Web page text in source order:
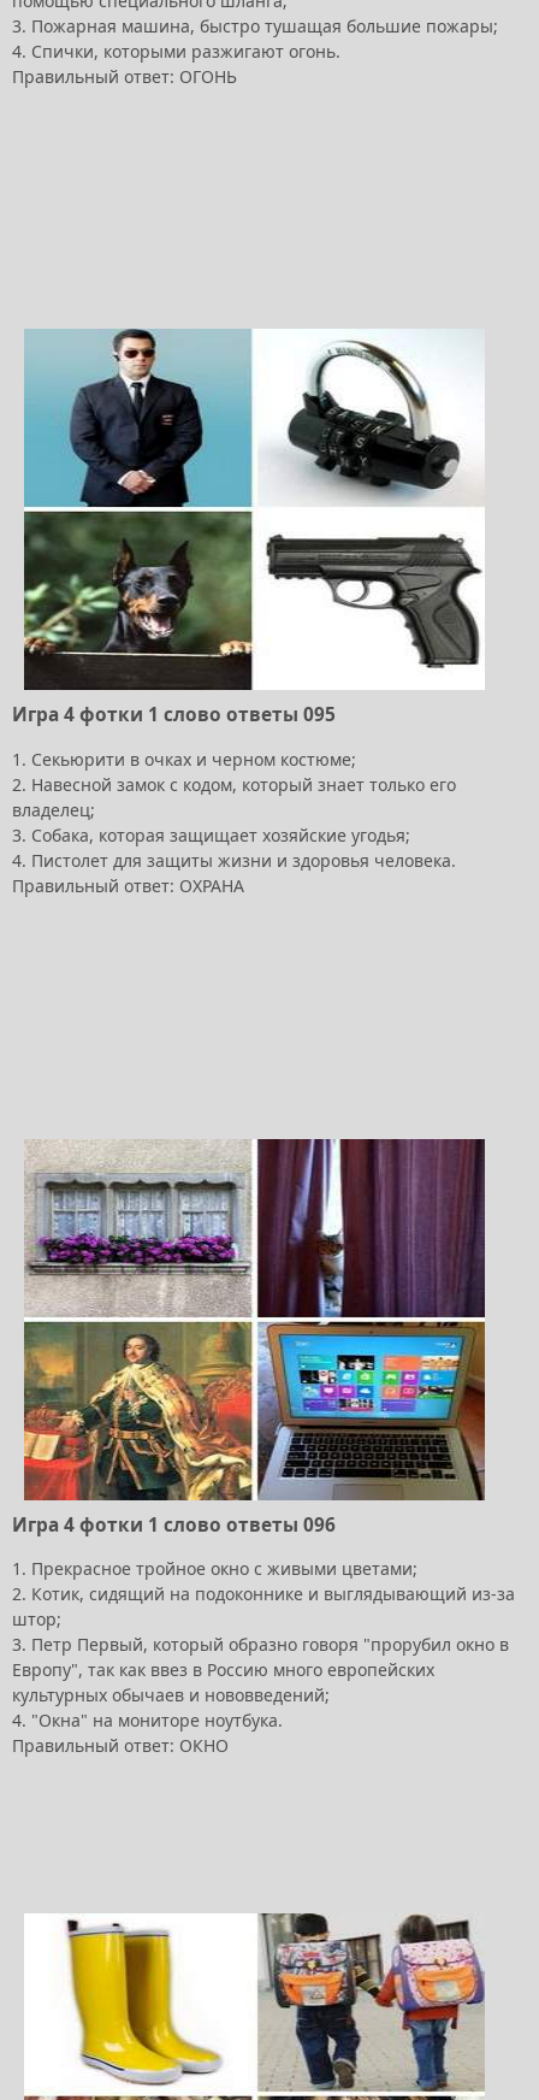
3. Пожарная машина, быстро тушащая большие пожары;
4. Спички, которыми разжигают огонь.
Правильный ответ: ОГОНЬ
Игра 4 фотки 1 слово ответы 095
1. Секьюрити в очках и черном костюме;
2. Навесной замок с кодом, который знает только его
владелец;
3. Собака, которая защищает хозяйские угодья;
4. Пистолет для защиты жизни и здоровья человека.
Правильный ответ: ОХРАНА
Игра 4 фотки 1 слово ответы 096
1. Прекрасное тройное окно с живыми цветами;
2. Котик, сидящий на подоконнике и выглядывающий из-за
штор;
3. Петр Первый, который образно говоря "прорубил окно в
Европу", так как ввез в Россию много европейских
культурных обычаев и нововведений;
4. "Окна" на мониторе ноутбука.
Правильный ответ: ОКНО